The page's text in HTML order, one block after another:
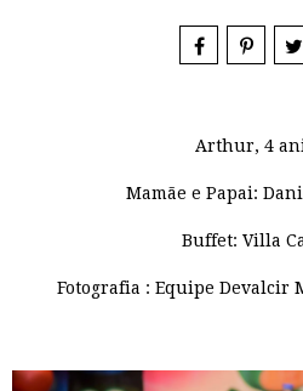
Arthur, 4
Mamãe e Papai:
Buffet: Villa
Fotografia : Equipe Devalcir